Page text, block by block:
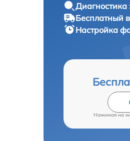
Диагностика
Бесплатный
Настройка
Нажимая на